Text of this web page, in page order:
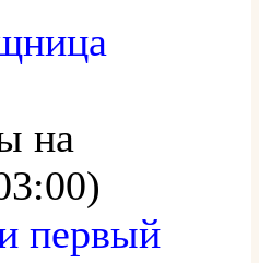
на
первый